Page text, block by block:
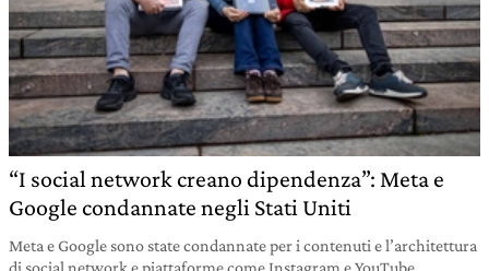
“I social network creano dipendenza”: Meta e
Google condannate negli Stati Uniti
Meta e Google sono state condannate per i contenuti e l’architettura
di social network e piattaforme come Instagram e YouTube.